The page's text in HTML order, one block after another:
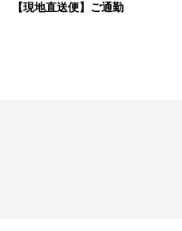
【現地直送便】ご通勤